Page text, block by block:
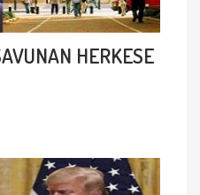
HERKESE